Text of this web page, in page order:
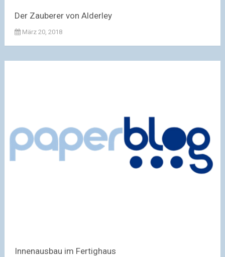
Der Zauberer von Alderley
März 20, 2018
Innenausbau im Fertighaus